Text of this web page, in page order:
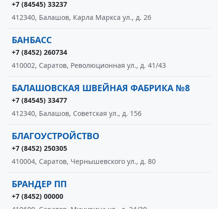
+7 (84545) 33237
412340, Балашов, Карла Маркса ул., д. 26
БАНБАСС
+7 (8452) 260734
410002, Саратов, Революционная ул., д. 41/43
БАЛАШОВСКАЯ ШВЕЙНАЯ ФАБРИКА №8
+7 (84545) 33477
412340, Балашов, Советская ул., д. 156
БЛАГОУСТРОЙСТВО
+7 (8452) 250305
410004, Саратов, Чернышевского ул., д. 80
БРАНДЕР ПП
+7 (8452) 00000